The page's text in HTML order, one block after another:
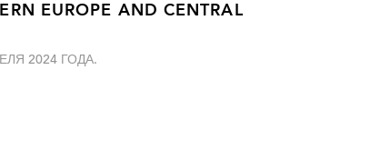
EUROPE AND CENTRAL
2024 ГОДА.